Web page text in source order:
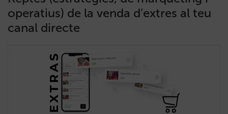
operatius) de la venda d’extres al teu
canal directe